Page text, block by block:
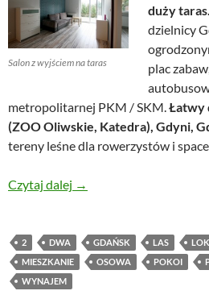
Salon z wyjściem na taras
duży taras.
dzielnicy
plac
metropolitarnej PKM / SKM.Łatwy
(ZOO Oliwskie, Katedra), Gdyni,
tereny leśne dla rowerzystów i
Czytaj dalej Przytulne mieszkanie z
→
2 DWA GDAŃSK LAS
MIESZKANIE
OSOWA POKOI
WYNAJEM